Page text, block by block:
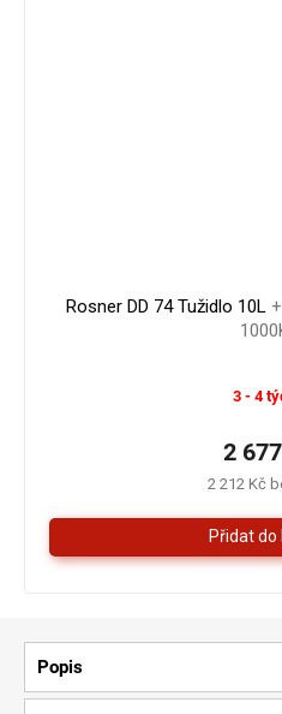
Rosner DD 74 Tužidlo 10L
je
z
5
3 - 4
2 212 Kč
2
Popis